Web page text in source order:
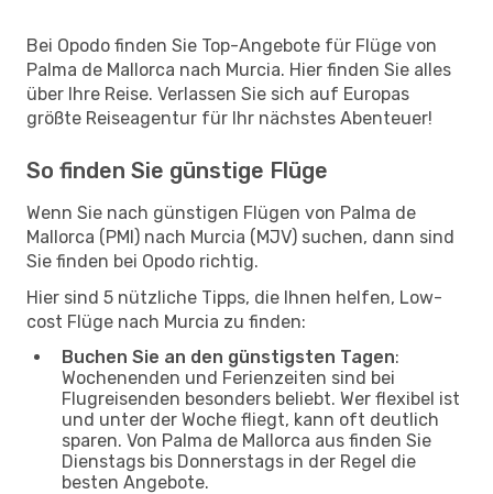
Bei Opodo finden Sie Top-Angebote für Flüge von
Palma de Mallorca nach Murcia. Hier finden Sie alles
über Ihre Reise. Verlassen Sie sich auf Europas
größte Reiseagentur für Ihr nächstes Abenteuer!
So finden Sie günstige Flüge
Wenn Sie nach günstigen Flügen von Palma de
Mallorca (PMI) nach Murcia (MJV) suchen, dann sind
Sie finden bei Opodo richtig.
Hier sind 5 nützliche Tipps, die Ihnen helfen, Low-
cost Flüge nach Murcia zu finden:
Buchen Sie an den günstigsten Tagen:
Wochenenden und Ferienzeiten sind bei
Flugreisenden besonders beliebt. Wer flexibel ist
und unter der Woche fliegt, kann oft deutlich
sparen. Von Palma de Mallorca aus finden Sie
Dienstags bis Donnerstags in der Regel die
besten Angebote.